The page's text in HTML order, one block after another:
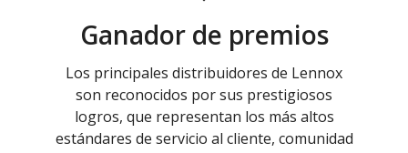
Ganador de premios
Los principales distribuidores de Lennox
son reconocidos por sus prestigiosos
logros, que representan los más altos
estándares de servicio al cliente, comunidad